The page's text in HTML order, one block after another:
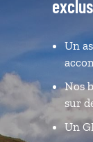
Un
Nos
sur
Un